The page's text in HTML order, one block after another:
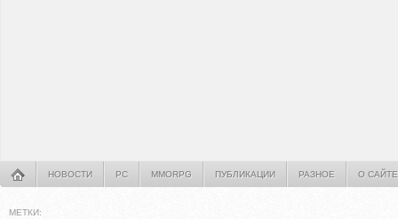
НОВОСТИ PC MMORPG ПУБЛИКАЦИИ РАЗНОЕ О САЙТЕ
МЕТКИ: